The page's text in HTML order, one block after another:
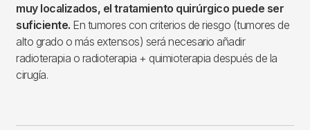
muy localizados, el tratamiento quirúrgico puede ser
suficiente. En tumores con criterios de riesgo (tumores de
alto grado o más extensos) será necesario añadir
radioterapia o radioterapia + quimioterapia después de la
cirugía.